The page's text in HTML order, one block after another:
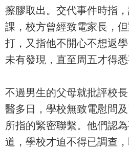
擦膠取出。交代事件時指
課，校方曾經致電家長，
打，又指他不開心不想返
未有發現，直至周五才得悉
不過男生的父母就批評校
醫多日，學校無致電慰問
所指的緊密聯繫。他們認
道，學校才迫不得已調查